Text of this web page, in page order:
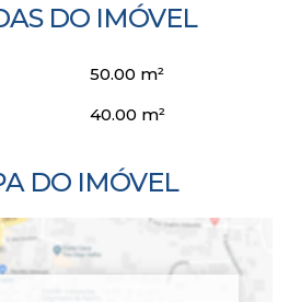
DO IMÓVEL
50.00 m²
40.00 m²
DO IMÓVEL